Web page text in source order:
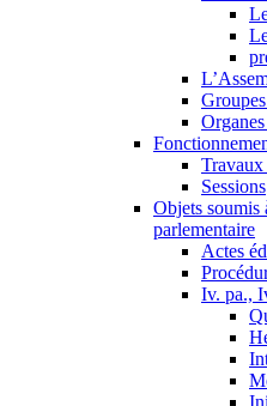
Travaux
Sessions
Objets soumis
parlementaire
Actes
Iv. pa.,